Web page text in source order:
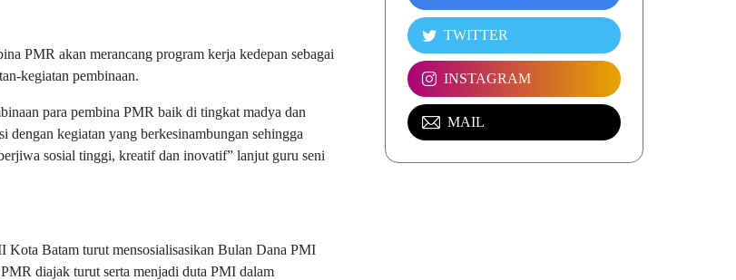
PMR akan merancang program kerja kedepan sebagai
kegiatan pembinaan.
para pembina PMR baik di tingkat madya dan
kegiatan yang berkesinambungan sehingga
sosial tinggi, kreatif dan inovatif” lanjut guru seni
Batam turut mensosialisasikan Bulan Dana PMI
diajak turut serta menjadi duta PMI dalam
TWITTER
INSTAGRAM
MAIL